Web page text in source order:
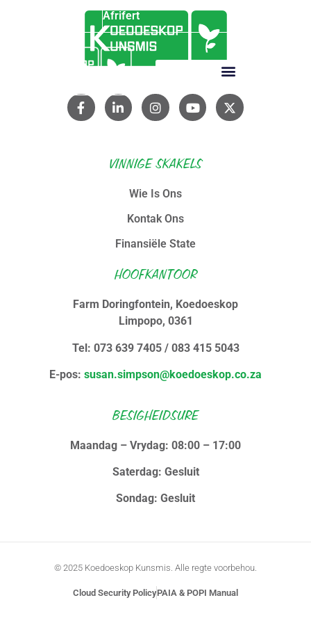
Afrifert
VINNIGE SKAKELS
Wie Is Ons
Kontak Ons
Finansiële State
HOOFKANTOOR
Farm Doringfontein, Koedoeskop
Limpopo, 0361
Tel: 073 639 7405 / 083 415 5043
E-pos: susan.simpson@koedoeskop.co.za
BESIGHEIDSURE
Maandag – Vrydag: 08:00 – 17:00
Saterdag: Gesluit
Sondag: Gesluit
© 2025 Koedoeskop Kunsmis. Alle regte voorbehou.
Cloud Security PolicyPAIA & POPI Manual